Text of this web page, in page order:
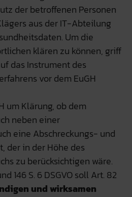
der betroffenen Personen
aus der IT-Abteilung
Um die
klären zu können, griff
das Instrument des
vor dem EuGH
um Klärung, ob dem
neben einer
eine Abschreckungs- und
der in der Höhe des
zu berücksichtigen wäre.
146 S. 6 DSGVO soll Art. 82
und wirksamen